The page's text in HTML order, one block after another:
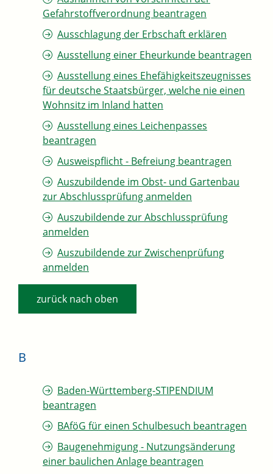
Gefahrstoffverordnung beantragen
Ausschlagung der Erbschaft erklären
Ausstellung einer Eheurkunde beantragen
Ausstellung eines Ehefähigkeitszeugnisses
für deutsche Staatsbürger, welche nie einen
Wohnsitz im Inland hatten
Ausstellung eines Leichenpasses
beantragen
Ausweispflicht - Befreiung beantragen
Auszubildende im Obst- und Gartenbau
zur Abschlussprüfung anmelden
Auszubildende zur Abschlussprüfung
anmelden
Auszubildende zur Zwischenprüfung
anmelden
zurück nach oben
B
Baden-Württemberg-STIPENDIUM
beantragen
BAföG für einen Schulbesuch beantragen
Baugenehmigung - Nutzungsänderung
einer baulichen Anlage beantragen